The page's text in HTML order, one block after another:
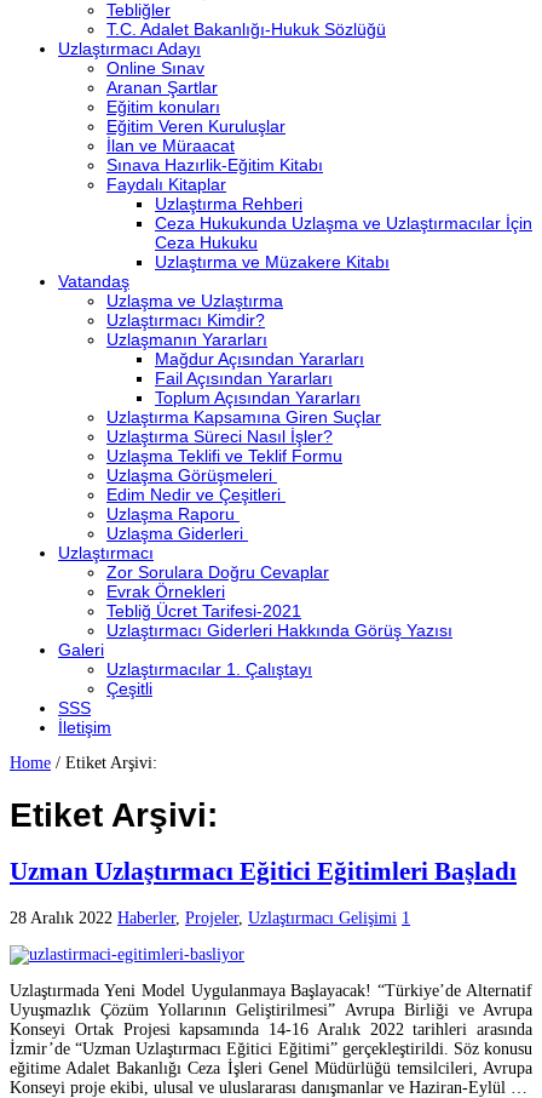
Tebliğler
T.C. Adalet Bakanlığı-Hukuk Sözlüğü
Uzlaştırmacı Adayı
Online Sınav
Aranan Şartlar
Eğitim konuları
Eğitim Veren Kuruluşlar
İlan ve Müraacat
Sınava Hazırlik-Eğitim Kitabı
Faydalı Kitaplar
Uzlaştırma Rehberi
Ceza Hukukunda Uzlaşma ve Uzlaştırmacılar İçin
Ceza Hukuku
Uzlaştırma ve Müzakere Kitabı
Vatandaş
Uzlaşma ve Uzlaştırma
Uzlaştırmacı Kimdir?
Uzlaşmanın Yararları
Mağdur Açısından Yararları
Fail Açısından Yararları
Toplum Açısından Yararları
Uzlaştırma Kapsamına Giren Suçlar
Uzlaştırma Süreci Nasıl İşler?
Uzlaşma Teklifi ve Teklif Formu
Uzlaşma Görüşmeleri
Edim Nedir ve Çeşitleri
Uzlaşma Raporu
Uzlaşma Giderleri
Uzlaştırmacı
Zor Sorulara Doğru Cevaplar
Evrak Örnekleri
Tebliğ Ücret Tarifesi-2021
Uzlaştırmacı Giderleri Hakkında Görüş Yazısı
Galeri
Uzlaştırmacılar 1. Çalıştayı
Çeşitli
SSS
İletişim
Home / Etiket Arşivi:
Etiket Arşivi:
Uzman Uzlaştırmacı Eğitici Eğitimleri Başladı
28 Aralık 2022 Haberler, Projeler, Uzlaştırmacı Gelişimi 1
Uzlaştırmada Yeni Model Uygulanmaya Başlayacak! “Türkiye’de Alternatif
Uyuşmazlık Çözüm Yollarının Geliştirilmesi” Avrupa Birliği ve Avrupa
Konseyi Ortak Projesi kapsamında 14-16 Aralık 2022 tarihleri arasında
İzmir’de “Uzman Uzlaştırmacı Eğitici Eğitimi” gerçekleştirildi. Söz konusu
eğitime Adalet Bakanlığı Ceza İşleri Genel Müdürlüğü temsilcileri, Avrupa
Konseyi proje ekibi, ulusal ve uluslararası danışmanlar ve Haziran-Eylül …